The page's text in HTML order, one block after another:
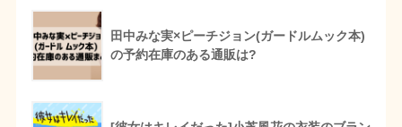
田中みな実×ピーチジョン(ガードルムック本)
の予約在庫のある通販は?